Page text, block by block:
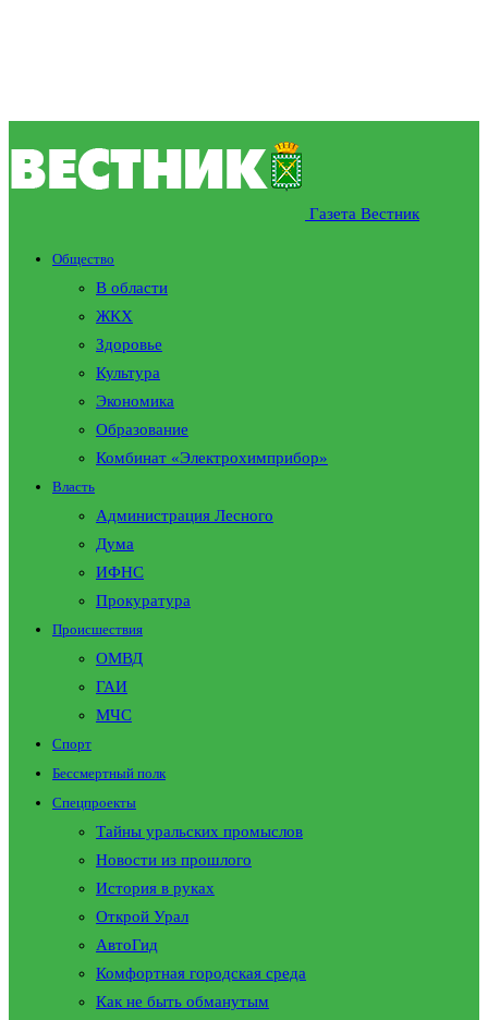
Газета Вестник
Общество
В области
ЖКХ
Здоровье
Культура
Экономика
Образование
Комбинат «Электрохимприбор»
Власть
Администрация Лесного
Дума
ИФНС
Прокуратура
Происшествия
ОМВД
ГАИ
МЧС
Спорт
Бессмертный полк
Спецпроекты
Тайны уральских промыслов
Новости из прошлого
История в руках
Открой Урал
АвтоГид
Комфортная городская среда
Как не быть обманутым